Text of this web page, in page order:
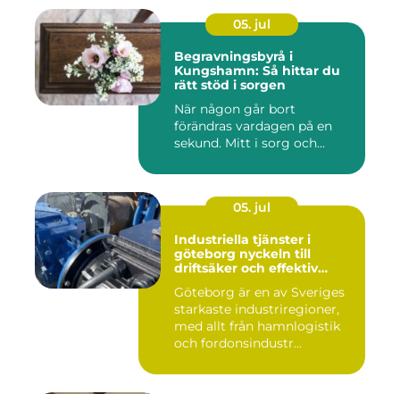
05. jul
Begravningsbyrå i
Kungshamn: Så hittar du
rätt stöd i sorgen
När någon går bort
förändras vardagen på en
sekund. Mitt i sorg och...
05. jul
Industriella tjänster i
göteborg nyckeln till
driftsäker och effektiv
Göteborg är en av Sveriges
starkaste industriregioner,
med allt från hamnlogistik
och fordonsindustr...